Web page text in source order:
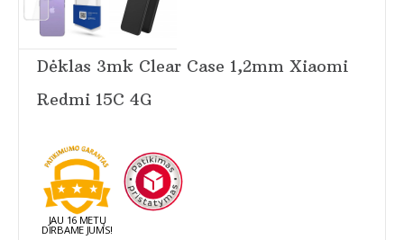
Dėklas 3mk Clear Case 1,2mm Xiaomi
Redmi 15C 4G
JAU 16 METŲ
DIRBAME JUMS!